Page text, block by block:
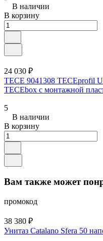
В наличии
В корзину
24 030 ₽
TECE 9041308 TECEprofil
TECEbox с монтажной
5
В наличии
В корзину
Вам также может
промокод
38 380 ₽
Унитаз Catalano Sfera 50